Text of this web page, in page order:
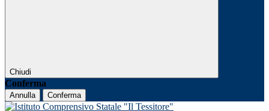
Chiudi
Conferma
Annulla Conferma